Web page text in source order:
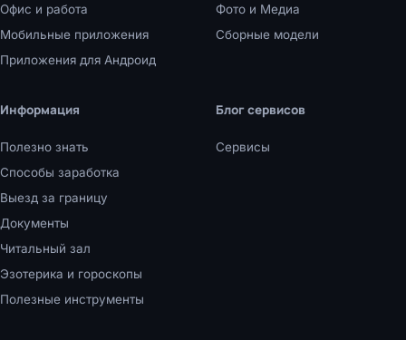
Офис и работа
Мобильные приложения
Приложения для Андроид
Фото и Медиа
Сборные модели
Информация
Полезно знать
Способы заработка
Выезд за границу
Документы
Читальный зал
Эзотерика и гороскопы
Полезные инструменты
Блог сервисов
Сервисы